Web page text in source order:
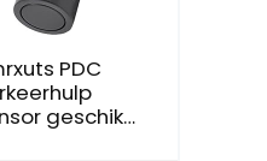
PDC
geschikt